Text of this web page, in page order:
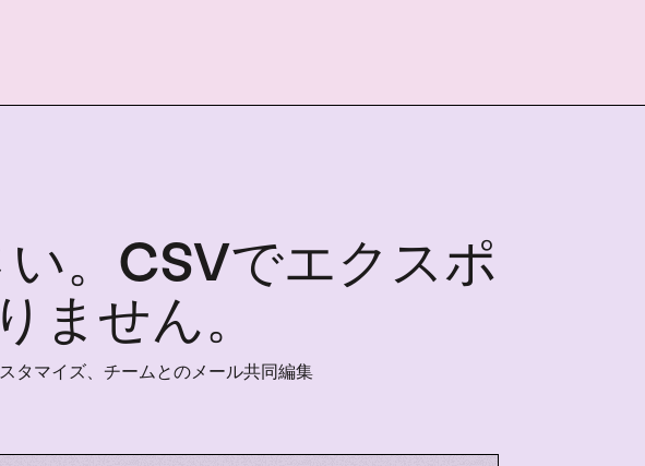
。CSVでエクスポ
ません。
タマイズ、チームとのメール共同編集